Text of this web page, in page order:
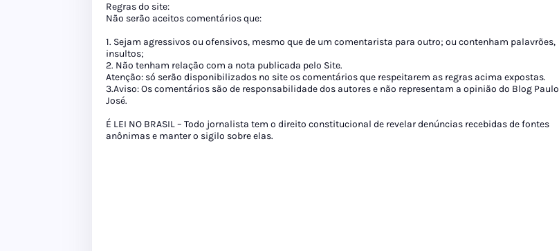
Regras do site:
Não serão aceitos comentários que:
1. Sejam agressivos ou ofensivos, mesmo que de um comentarista para outro; ou contenham palavrões,
insultos;
2. Não tenham relação com a nota publicada pelo Site.
Atenção: só serão disponibilizados no site os comentários que respeitarem as regras acima expostas.
3.Aviso: Os comentários são de responsabilidade dos autores e não representam a opinião do Blog Paulo
José.
É LEI NO BRASIL – Todo jornalista tem o direito constitucional de revelar denúncias recebidas de fontes
anônimas e manter o sigilo sobre elas.